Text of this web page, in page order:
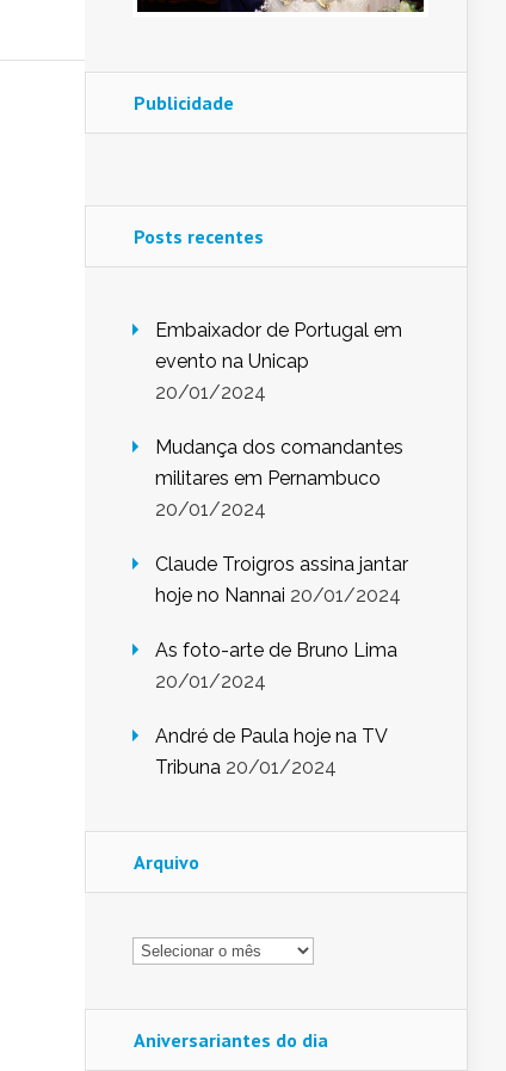
Publicidade
Posts recentes
Embaixador de Portugal em
evento na Unicap
20/01/2024
Mudança dos comandantes
militares em Pernambuco
20/01/2024
Claude Troigros assina jantar
hoje no Nannai 20/01/2024
As foto-arte de Bruno Lima
20/01/2024
André de Paula hoje na TV
Tribuna 20/01/2024
Arquivo
Arquivo
Aniversariantes do dia